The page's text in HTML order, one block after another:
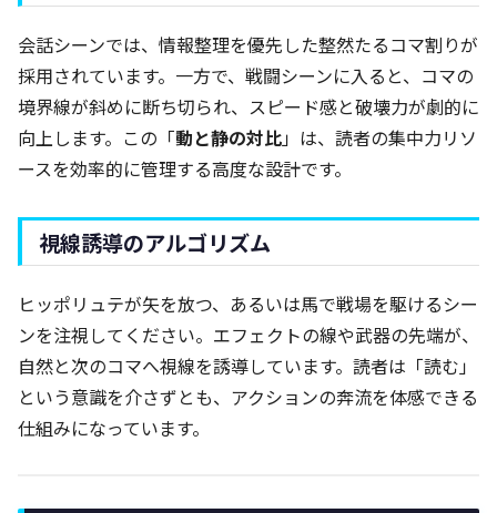
会話シーンでは、情報整理を優先した整然たるコマ割りが
採用されています。一方で、戦闘シーンに入ると、コマの
境界線が斜めに断ち切られ、スピード感と破壊力が劇的に
向上します。この「動と静の対比」は、読者の集中力リソ
ースを効率的に管理する高度な設計です。
視線誘導のアルゴリズム
ヒッポリュテが矢を放つ、あるいは馬で戦場を駆けるシー
ンを注視してください。エフェクトの線や武器の先端が、
自然と次のコマへ視線を誘導しています。読者は「読む」
という意識を介さずとも、アクションの奔流を体感できる
仕組みになっています。